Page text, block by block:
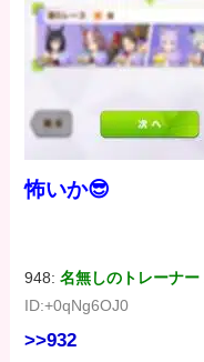
怖いか😎
948:名無しのトレーナー
ID:+0qNg6OJ0
>>932